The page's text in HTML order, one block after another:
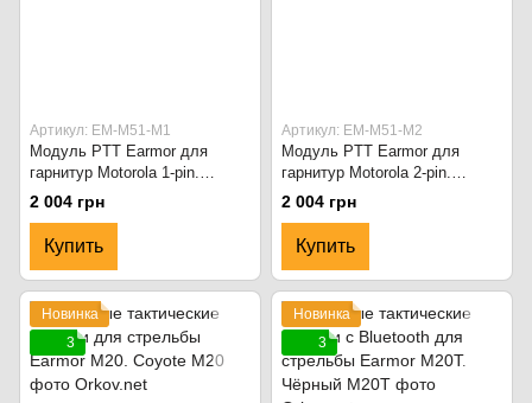
Артикул: EM-M51-M1
Модуль PTT Earmor для
гарнитур Motorola 1-pin.
Военного стандарта. Чёрный
2 004 грн
Купить
Артикул: EM-M51-M2
Модуль PTT Earmor для
гарнитур Motorola 2-pin.
Военного стандарта. Чёрный
2 004 грн
Купить
Новинка
3
Новинка
3